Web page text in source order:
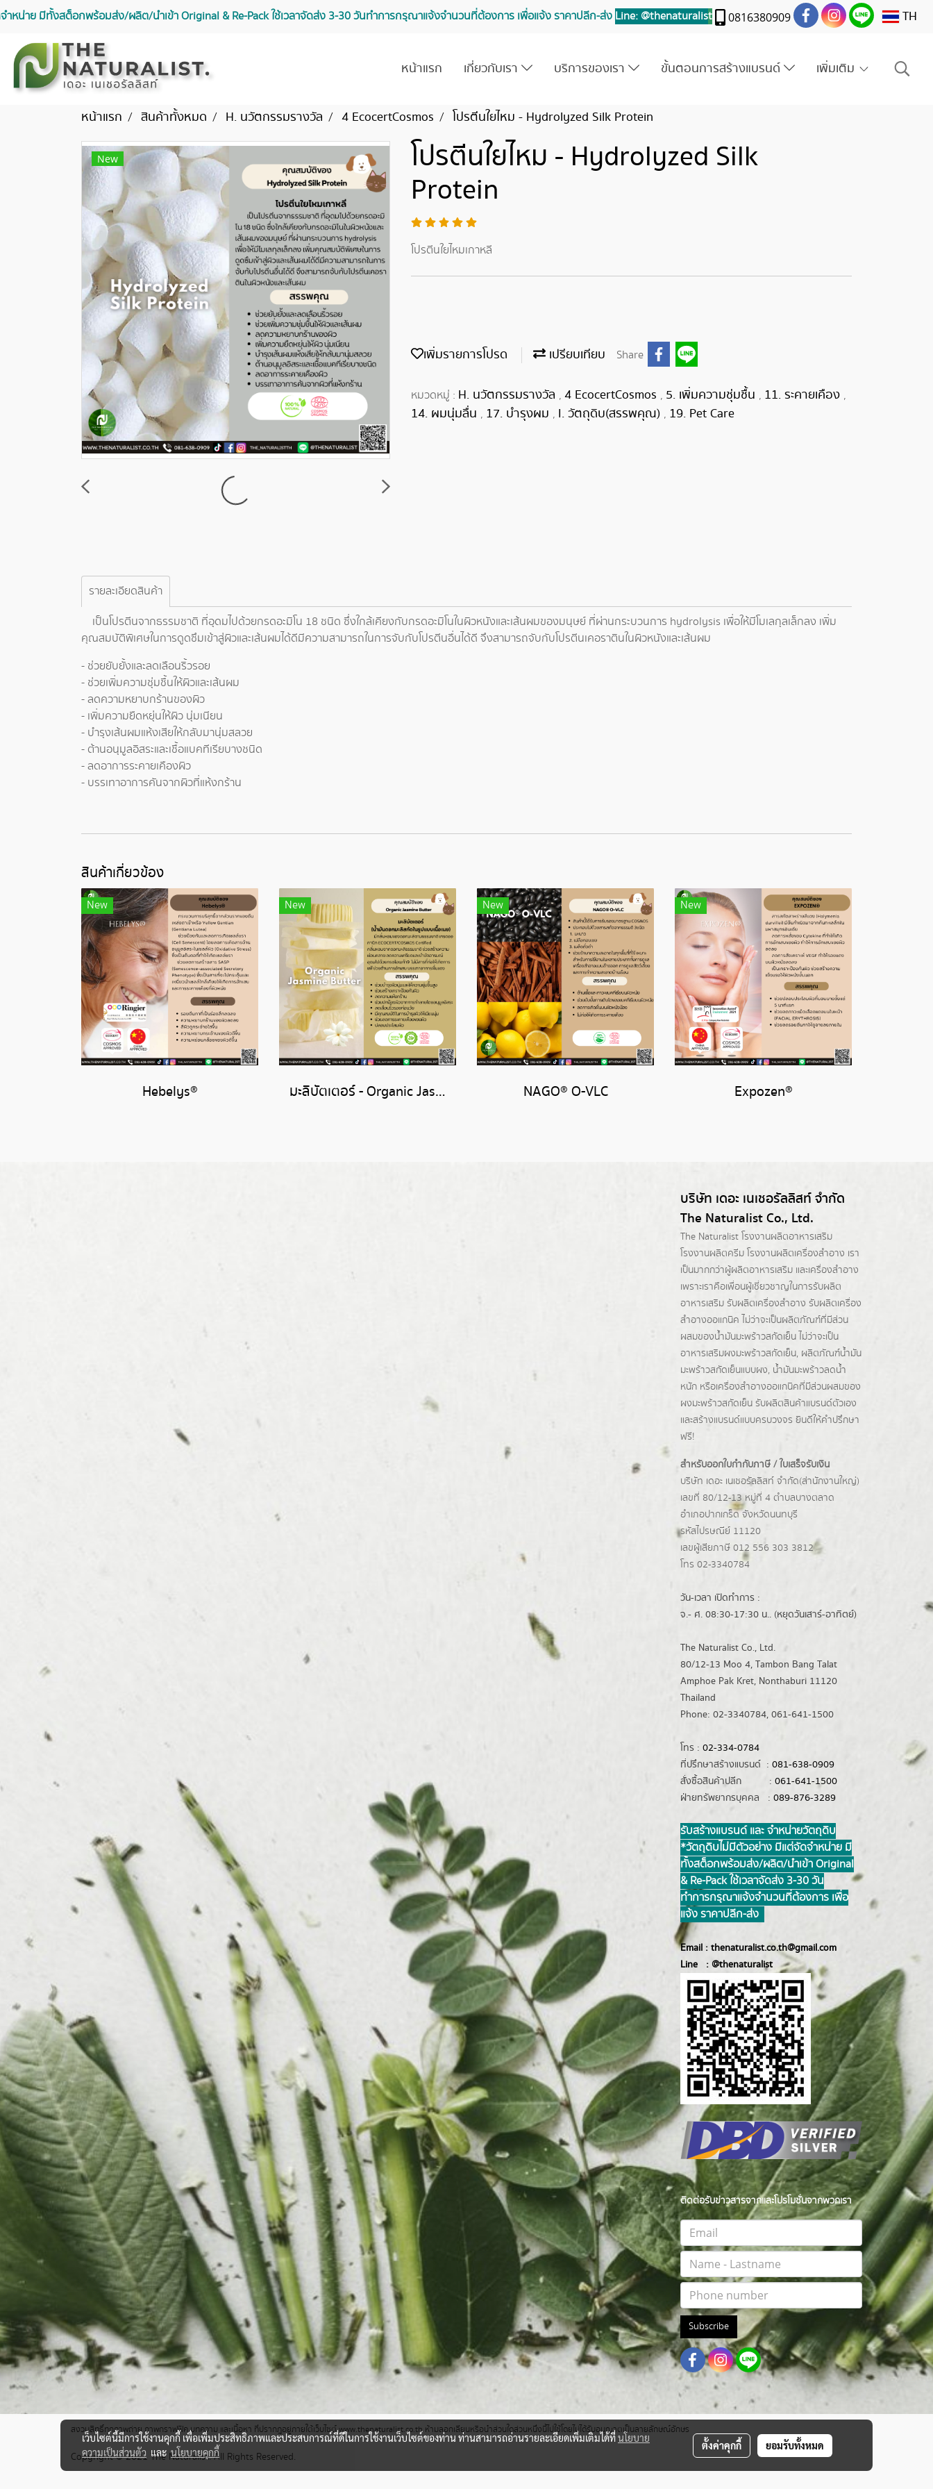
น่าย มีทั้งสต็อกพร้อมส่ง/ผลิต/นำเข้า Original & Re-Pack ใช้เวลาจัดส่ง 3-30 วันทำการ กรุณาแจ้งจำนวนที่ต้องการ เพื่อแจ้ง ราคาปลีก-ส่ง Line: @thenaturalist 0816380909 TH
หน้าแรก เกี่ยวกับเรา บริการของเรา ขั้นตอนการสร้างแบรนด์ เพิ่มเติม
หน้าแรก สินค้าทั้งหมด H. นวัตกรรมรางวัล 4 EcocertCosmos โปรตีนใยไหม - Hydrolyzed Silk Protein
New
โปรตีนใยไหม - Hydrolyzed Silk
Protein
โปรตีนใยไหมเกาหลี
เพิ่มรายการโปรด เปรียบเทียบ Share
หมวดหมู่ : H. นวัตกรรมรางวัล , 4 EcocertCosmos , 5. เพิ่มความชุ่มชื้น , 11. ระคายเคือง ,
14. ผมนุ่มลื่น , 17. บำรุงผม , I. วัตถุดิบ(สรรพคุณ) , 19. Pet Care
รายละเอียดสินค้า
เป็นโปรตีนจากธรรมชาติ ที่อุดมไปด้วยกรดอะมิโน 18 ชนิด ซึ่งใกล้เคียงกับกรดอะมิโนในผิวหนังและเส้นผมของมนุษย์ ที่ผ่านกระบวนการ hydrolysis เพื่อให้มีโมเลกุลเล็กลง เพิ่ม
คุณสมบัติพิเศษในการดูดซึมเข้าสู่ผิวและเส้นผมได้ดีมีความสามารถในการจับกับโปรตีนอื่นได้ดี จึงสามารถจับกับโปรตีนเคอราตินในผิวหนังและเส้นผม
- ช่วยยับยั้งและลดเลือนริ้วรอย
- ช่วยเพิ่มความชุ่มชื้นให้ผิวและเส้นผม
- ลดความหยาบกร้านของผิว
- เพิ่มความยืดหยุ่นให้ผิว นุ่มเนียน
- บำรุงเส้นผมแห้งเสียให้กลับมานุ่มสลวย
- ต้านอนุมูลอิสระและเชื้อแบคทีเรียบางชนิด
- ลดอาการระคายเคืองผิว
- บรรเทาอาการคันจากผิวที่แห้งกร้าน
สินค้าเกี่ยวข้อง
New
Hebelys®
New
มะลิบัตเตอร์ - Organic Jasmine Butter
New
NAGO® O-VLC
New
Expozen®
บริษัท เดอะ เนเชอรัลลิสท์ จำกัด
The Naturalist Co., Ltd.
The Naturalist โรงงานผลิตอาหารเสริม
โรงงานผลิตครีมโรงงานผลิตเครื่องสำอาง เรา
เป็นมากกว่าผู้ผลิตอาหารเสริมและเครื่องสำอาง
เพราะเราคือเพื่อนผู้เชี่ยวชาญในการรับผลิต
อาหารเสริม รับผลิตเครื่องสำอาง รับผลิตเครื่อง
สำอางออแกนิค ไม่ว่าจะเป็นผลิตภัณฑ์ที่มีส่วน
ผสมของน้ำมันมะพร้าวสกัดเย็น ไม่ว่าจะเป็น
อาหารเสริมผงมะพร้าวสกัดเย็น, ผลิตภัณฑ์น้ำมัน
มะพร้าวสกัดเย็นแบบผง, น้ำมันมะพร้าวลดน้ำ
หนักหรือเครื่องสำอางออแกนิคที่มีส่วนผสมของ
ผงมะพร้าวสกัดเย็น รับผลิตสินค้าแบรนด์ตัวเอง
และสร้างแบรนด์แบบครบวงจร ยินดีให้คำปรึกษา
ฟรี!
สำหรับออกใบกำกับภาษี / ใบเสร็จรับเงิน
บริษัท เดอะ เนเชอรัลลิสท์ จำกัด(ส่านักงานใหญ่)
เลขที่ 80/12-13 หมู่ที่ 4 ตำบลบางตลาด
อำเภอปากเกร็ดจังหวัดนนทบุรี
รหัสไปรษณีย์ 11120
เลขผู้เสียภาษี 012 556 303 3812
โทร 02-3340784
วัน-เวลา เปิดทำการ :
จ.- ศ. 08:30-17:30 น.. (หยุดวันเสาร์-อาทิตย์)
The Naturalist Co., Ltd.
80/12-13 Moo 4, Tambon Bang Talat
Amphoe Pak Kret, Nonthaburi 11120
Thailand
Phone: 02-3340784, 061-641-1500
โทร : 02-334-0784
ที่ปรึกษาสร้างแบรนด์ : 081-638-0909
สั่งซื้อสินค้าปลีก : 061-641-1500
ฝ่ายทรัพยากรบุคคล : 089-876-3289
รับสร้างแบรนด์ และ จำหน่ายวัตถุดิบ
*วัตถุดิบไม่มีตัวอย่าง มีแต่จัดจำหน่าย มี
ทั้งสต็อกพร้อมส่ง/ผลิต/นำเข้า Original
& Re-Pack ใช้เวลาจัดส่ง 3-30 วัน
ทำการ กรุณาแจ้งจำนวนที่ต้องการ เพื่อ
แจ้ง ราคาปลีก-ส่ง
Email : thenaturalist.co.th@gmail.com
Line : @thenaturalist
ติดต่อรับข่าวสารจากและโปรโมชั่นจากพวกเรา
Subscribe
สงวนสิทธิ์ทุกภาพถ่าย ภาพกราฟฟิค บทความ และเนื้อหา ที่ปรากฎอยู่ภายใต้เว็บไซต์ www.thenaturalist.co.th ห้ามลอกเลียนหรือนำส่วนใดส่วนหนึ่งนี้ไปใช้โดยไม่ได้รับอนุญาตเป็นลายลักษณ์อักษร
Copyright © 2021 The Naturalist. All Rights Reserved.
เว็บไซต์นี้มีการใช้งานคุกกี้ เพื่อเพิ่มประสิทธิภาพและประสบการณ์ที่ดีในการใช้งานเว็บไซต์ของท่าน ท่านสามารถอ่านรายละเอียดเพิ่มเติมได้ที่นโยบาย
ความเป็นส่วนตัว และนโยบายคุกกี้
ตั้งค่าคุกกี้ ยอมรับทั้งหมด